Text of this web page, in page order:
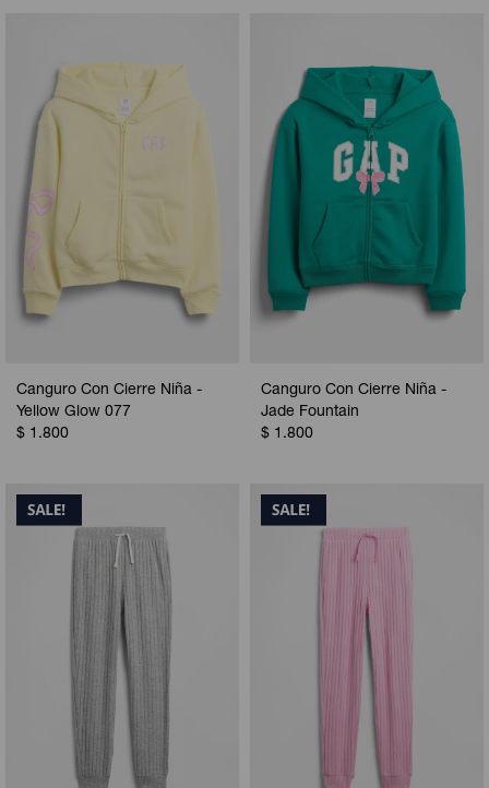
Canguro Con Cierre Niña -
Yellow Glow 077
$ 1.800
Canguro Con Cierre Niña -
Jade Fountain
$ 1.800